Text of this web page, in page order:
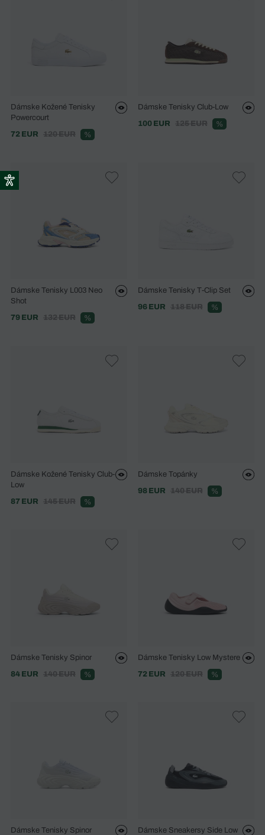
Dámske Kožené Tenisky
Powercourt
72 EUR
120 EUR %
Dámske Tenisky Club-Low
100 EUR
125 EUR %
Dámske Tenisky L003 Neo
Shot
79 EUR
132 EUR %
Dámske Tenisky T-Clip Set
96 EUR
118 EUR %
Dámske Kožené Tenisky Club-
Low
87 EUR
145 EUR %
Dámske Topánky
98 EUR
140 EUR %
Dámske Tenisky Spinor
84 EUR
140 EUR %
Dámske Tenisky Low Mystere
72 EUR
120 EUR %
Dámske Tenisky Spinor
Dámske Sneakersy Side Low